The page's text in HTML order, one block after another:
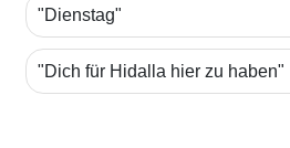
"Dienstag"
"Dich für Hidalla hier zu haben"